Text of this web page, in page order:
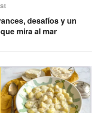
desafíos y un
mira al mar